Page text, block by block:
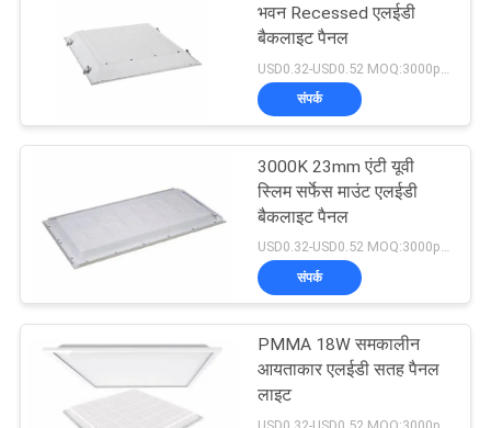
स्मार्ट एलईडी पट्टी
17
ओवरसीज़ एडिसन बल्ब
भवन Recessed एलईडी
बैकलाइट पैनल
संपर्क
3000K 23mm एंटी यूवी
स्लिम सर्फेस माउंट एलईडी
बैकलाइट पैनल
USD0.32-USD0.52 MOQ:3000pcs
संपर्क
PMMA 18W समकालीन
आयताकार एलईडी सतह पैनल
लाइट